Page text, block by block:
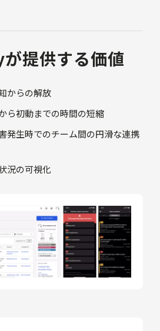
提供する価値
からの解放
ら初動までの時間の短縮
発生時でのチーム間の円滑な連携
況の可視化